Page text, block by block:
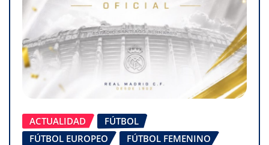
ACTUALIDAD
FÚTBOL
FÚTBOL EUROPEO
FÚTBOL FEMENINO